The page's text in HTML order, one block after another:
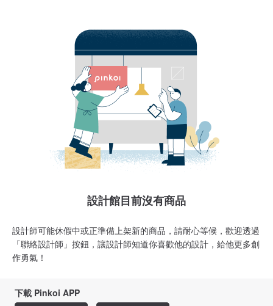
設計館目前沒有商品
設計師可能休假中或正準備上架新的商品，請耐心等候，歡迎透過
「聯絡設計師」按鈕，讓設計師知道你喜歡他的設計，給他更多創
作勇氣！
下載 Pinkoi APP